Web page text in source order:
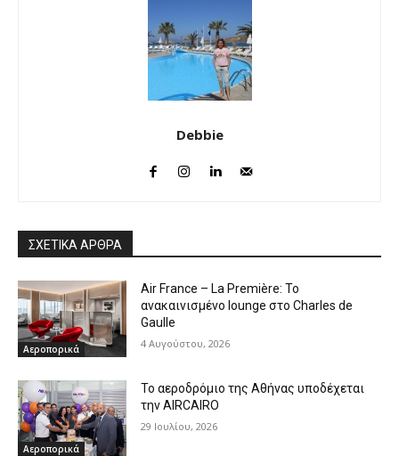
Debbie
ΣΧΕΤΙΚΑ ΑΡΘΡΑ
Αεροπορικά
Air France – La Première: Το
ανακαινισμένο lounge στο Charles de
Gaulle
4 Αυγούστου, 2026
Αεροπορικά
Το αεροδρόμιο της Αθήνας υποδέχεται
την AIRCAIRO
29 Ιουλίου, 2026